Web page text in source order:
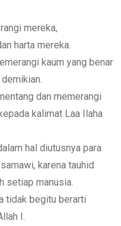
mereka,
harta mereka.
kaum yang benar
dan memerangi
kalimat Laa Ilaha
hal diutusnya para
karena tauhid
setiap manusia.
tidak begitu berarti
I.